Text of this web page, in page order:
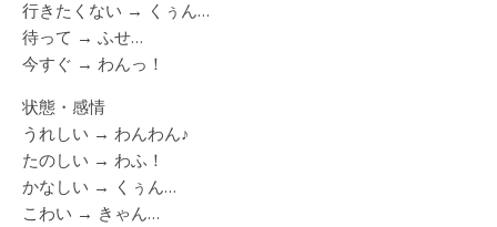
行きたくない → くぅん…
待って → ふせ…
今すぐ → わんっ！
状態・感情
うれしい → わんわん♪
たのしい → わふ！
かなしい → くぅん…
こわい → きゃん…